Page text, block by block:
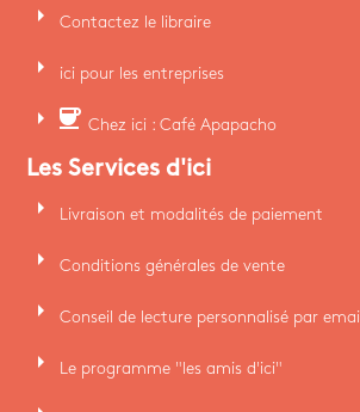
arrow_right Contactez le libraire
arrow_right ici pour les entreprises
arrow_right coffee Chez ici : Café Apapacho
Les Services d'ici
arrow_right Livraison et modalités de paiement
arrow_right Conditions générales de vente
arrow_right Conseil de lecture personnalisé par email
arrow_right Le programme "les amis d'ici"